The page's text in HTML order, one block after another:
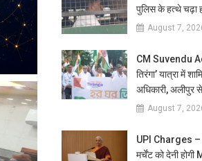
पुलिस के हत्थे चढ़ा
August 7,
CM Suvendu
तिरंगा’ यात्रा में
अधिकारी, अलीपुर
August 7,
UPI Charges –
मर्चेंट को देनी होगी